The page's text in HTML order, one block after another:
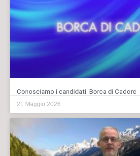
Conosciamo i candidati: Borca di Cadore
21 Maggio 2026